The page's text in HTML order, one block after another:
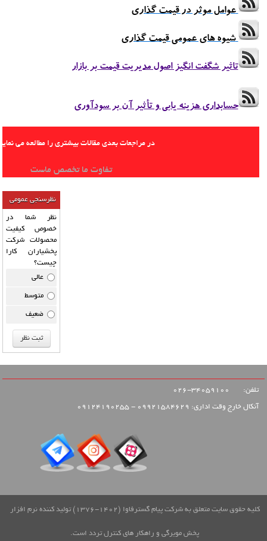
عوامل موثر در قیمت گذاری
شیوه های عمومی قیمت گذاری
تاثیر شگفت انگیز اصول مدیریت قیمت بر بازار
حسابداری هزینه یابی و تأثیر آن بر سودآوری
در مراجعات بعدی مقالات بیشتری را مطالعه می
تفاوت ما تخصص ماست
نظرسنجی عمومی
نظر شما در
خصوص کیفیت
محصولات شرکت
پخشیاران کارا
چیست؟
عالی
متوسط
ضعیف
تلفن:
آنکال خارج وقت اداری: 09921584629 - 09124190255
کلیه حقوق سایت متعلق به شرکت پیام گسترفاوا (1402-1376) تولید کننده نرم افزار
پخش مویرگی و راهکار های کنترل تردد است.